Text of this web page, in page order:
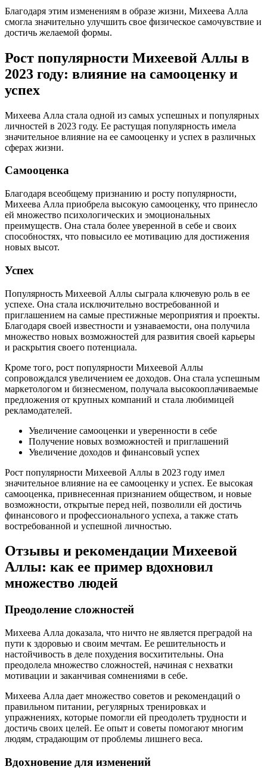
Благодаря этим изменениям в образе жизни, Михеева Алла
смогла значительно улучшить свое физическое самочувствие и
достичь желаемой формы.
Рост популярности Михеевой Аллы в
2023 году: влияние на самооценку и
успех
Михеева Алла стала одной из самых успешных и популярных
личностей в 2023 году. Ее растущая популярность имела
значительное влияние на ее самооценку и успех в различных
сферах жизни.
Самооценка
Благодаря всеобщему признанию и росту популярности,
Михеева Алла приобрела высокую самооценку, что принесло
ей множество психологических и эмоциональных
преимуществ. Она стала более уверенной в себе и своих
способностях, что повысило ее мотивацию для достижения
новых высот.
Успех
Популярность Михеевой Аллы сыграла ключевую роль в ее
успехе. Она стала исключительно востребованной и
приглашением на самые престижные мероприятия и проекты.
Благодаря своей известности и узнаваемости, она получила
множество новых возможностей для развития своей карьеры
и раскрытия своего потенциала.
Кроме того, рост популярности Михеевой Аллы
сопровождался увеличением ее доходов. Она стала успешным
маркетологом и бизнесменом, получала высокооплачиваемые
предложения от крупных компаний и стала любимицей
рекламодателей.
Увеличение самооценки и уверенности в себе
Получение новых возможностей и приглашений
Увеличение доходов и финансовый успех
Рост популярности Михеевой Аллы в 2023 году имел
значительное влияние на ее самооценку и успех. Ее высокая
самооценка, привнесенная признанием обществом, и новые
возможности, открытые перед ней, позволили ей достичь
финансового и профессионального успеха, а также стать
востребованной и успешной личностью.
Отзывы и рекомендации Михеевой
Аллы: как ее пример вдохновил
множество людей
Преодоление сложностей
Михеева Алла доказала, что ничто не является преградой на
пути к здоровью и своим мечтам. Ее решительность и
настойчивость в деле похудения восхитительны. Она
преодолела множество сложностей, начиная с нехватки
мотивации и заканчивая сомнениями в себе.
Михеева Алла дает множество советов и рекомендаций о
правильном питании, регулярных тренировках и
упражнениях, которые помогли ей преодолеть трудности и
достичь своих целей. Ее опыт и советы помогают многим
людям, страдающим от проблемы лишнего веса.
Вдохновение для изменений